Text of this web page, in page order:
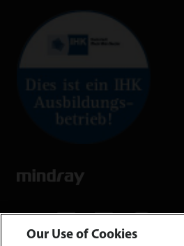
Our Use of Cookies